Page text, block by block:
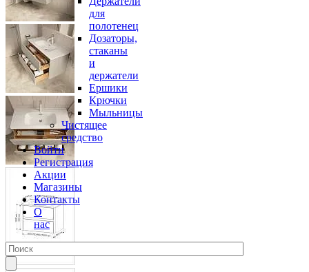
для
полотенец
Дозаторы,
стаканы
и
держатели
Ершики
Крючки
Мыльницы
Чистящее
средство
Войти
Регистрация
Акции
Магазины
Контакты
О
нас